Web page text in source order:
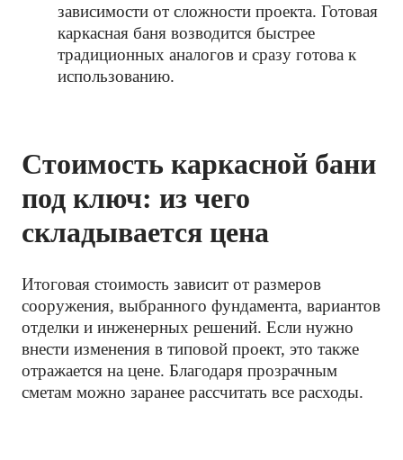
зависимости от сложности проекта. Готовая
каркасная баня возводится быстрее
традиционных аналогов и сразу готова к
использованию.
Стоимость каркасной бани
под ключ: из чего
складывается цена
Итоговая стоимость зависит от размеров
сооружения, выбранного фундамента, вариантов
отделки и инженерных решений. Если нужно
внести изменения в типовой проект, это также
отражается на цене. Благодаря прозрачным
сметам можно заранее рассчитать все расходы.